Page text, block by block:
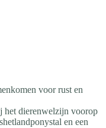
voor rust en
het dierenwelzijn voorop
en een